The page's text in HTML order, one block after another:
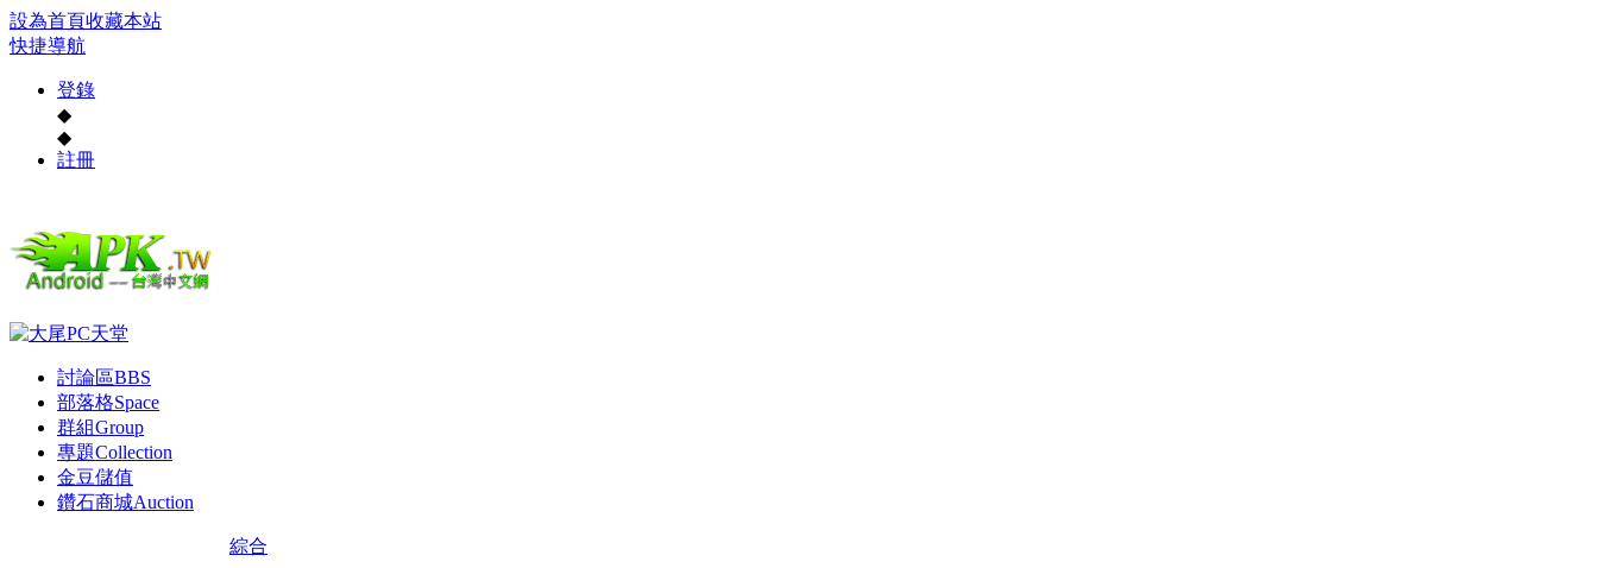
設為首頁收藏本站
快捷導航
登錄
◆
◆
註冊
討論區BBS
部落格Space
群組Group
專題Collection
金豆儲值
鑽石商城Auction
綜合